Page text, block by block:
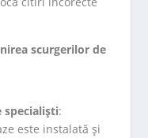
scurgerilor de
specialiști:
este instalată și